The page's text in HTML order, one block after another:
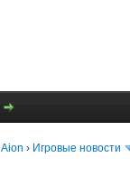
Aion › Игровые новости